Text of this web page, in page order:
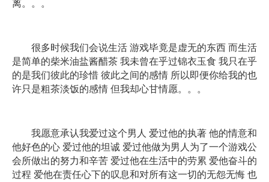
离。。。
很多时候我们会说生活 游戏毕竟是虚无的东西 而生活
是简单的柴米油盐酱醋茶 我未曾在乎过锦衣玉食 我只在乎
的是我们彼此的珍惜 彼此之间的感情 所以即便你给我的也
许只是粗茶淡饭的感情 但我却心甘情愿。。。
我愿意承认我爱过这个男人 爱过他的执著 他的情意和
他好色的心 爱过他的坦诚 爱过他做为男人为了一个游戏公
会所做出的努力和辛苦 爱过他在生活中的劳累 爱他奋斗的
过程 爱他在责任心下的叹息和对所有这一切的无怨无悔 也